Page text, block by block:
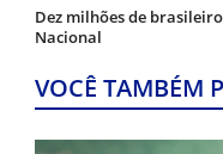
Dez milhões de
Nacional
VOCÊ TAMBÉM